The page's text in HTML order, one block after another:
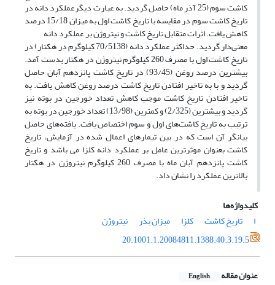
کاشت سوم (25 آذر ماه) حاصل گردید. به عبارت دیگرعملکرد دانه در
تاریخ کاشت سوم در مقایسه با تاریخ کاشت اول به میزان 15/18 درصد
کاهش یافت. اثرات متقابل تاریخ کاشت و نیتروژن بر عملکرد دانه
معنی‌دار گردید. حداکثر عملکرد دانه (70/5138 کیلوگرم در هکتار) در
تاریخ کاشت اول با مصرف 260 کیلوگرم نیتروژن در هکتار بدست آمد.
بیشترین درصد روغن (93/45) در تاریخ کاشت پانزدهم آبان حاصل
گردید و با به تاخیر افتادن تاریخ کاشت درصد روغن کاهش یافت. به
تاخیر افتادن تاریخ کاشت موجب کاهش تعداد خورجین در بوته نیز
گردید و بیشترین (2/325) و کمترین (13/98) تعداد خورجین در بوته به
ترتیب به تاریخ کاشت‌های اول و سوم اختصاص یافت. یافته‌های حاصل
بیانگر آن است که در بین تیمارهای اعمال شده در آزمایش، تاریخ
کاشت بعنوان موثرترین عامل بر عملکرد دانه کلزا می باشد و تاریخ
کاشت پانزدهم آبان ماه با مصرف 260 کیلوگرم نیتروژن در هکتار
بالاترین عملکرد را نشان داد.
کلیدواژه‌ها
ا
تاریخ کاشت کلزا میزان بذر
نیتروژن
20.1001.1.20084811.1388.40.3.19.5
عنوان مقاله English